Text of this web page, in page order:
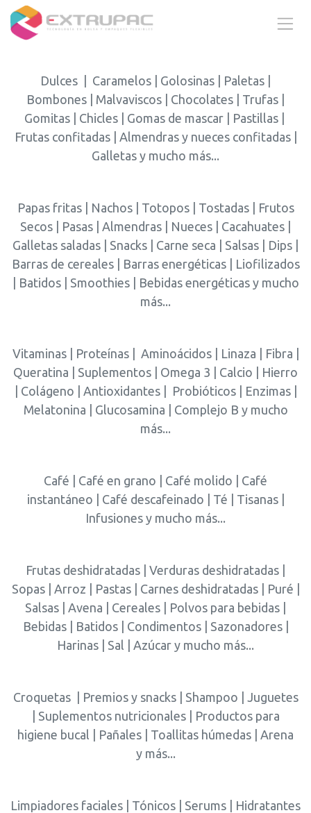
Ir al contenido
Dulces | Caramelos | Golosinas | Paletas |
Bombones | Malvaviscos | Chocolates | Trufas |
Gomitas | Chicles | Gomas de mascar | Pastillas |
Frutas confitadas | Almendras y nueces confitadas |
Galletas y mucho más...
Papas fritas | Nachos | Totopos | Tostadas | Frutos
Secos | Pasas | Almendras | Nueces | Cacahuates |
Galletas saladas | Snacks | Carne seca | Salsas | Dips |
Barras de cereales | Barras energéticas | Liofilizados
| Batidos | Smoothies | Bebidas energéticas y mucho
más...
Vitaminas | Proteínas | Aminoácidos | Linaza | Fibra |
Queratina | Suplementos | Omega 3 | Calcio | Hierro
| Colágeno | Antioxidantes | Probióticos | Enzimas |
Melatonina | Glucosamina | Complejo B y mucho
más...
Café | Café en grano | Café molido | Café
instantáneo | Café descafeinado | Té | Tisanas |
Infusiones y mucho más...
Frutas deshidratadas | Verduras deshidratadas |
Sopas | Arroz | Pastas | Carnes deshidratadas | Puré |
Salsas | Avena | Cereales | Polvos para bebidas |
Bebidas | Batidos | Condimentos | Sazonadores |
Harinas | Sal | Azúcar y mucho más...
Croquetas | Premios y snacks | Shampoo | Juguetes
| Suplementos nutricionales | Productos para
higiene bucal | Pañales | Toallitas húmedas | Arena
y más...
Limpiadores faciales | Tónicos | Serums | Hidratantes